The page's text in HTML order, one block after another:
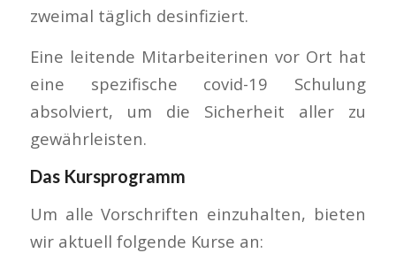
zweimal täglich desinfiziert.
Eine leitende Mitarbeiterinen vor Ort hat
eine spezifische covid-19 Schulung
absolviert, um die Sicherheit aller zu
gewährleisten.
Das Kursprogramm
Um alle Vorschriften einzuhalten, bieten
wir aktuell folgende Kurse an: